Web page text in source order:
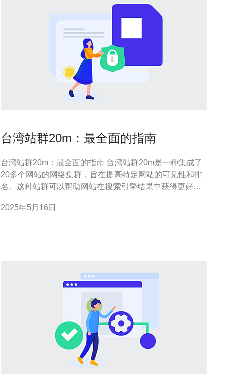
台湾站群20m：最全面的指南
台湾站群20m：最全面的指南 台湾站群20m是一种集成了
20多个网站的网络集群，旨在提高特定网站的可见性和排
名。这种站群可以帮助网站在搜索引擎结果中获得更好的
行。首先，选择合适的20个网站，确保它们在同一领域或
2025年5月16日